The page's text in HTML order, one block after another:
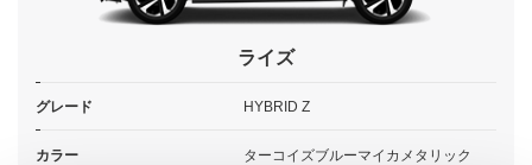
ライズ
グレード HYBRID Z
カラー ターコイズブルーマイカメタリック